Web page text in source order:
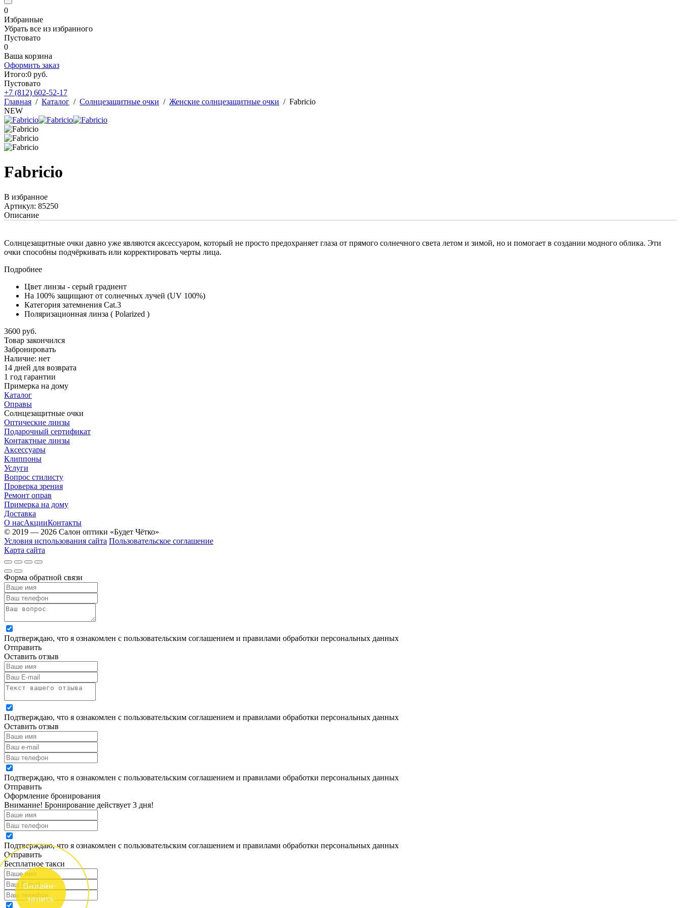
0
Избранные
Убрать все из избранного
Пустовато
0
Ваша корзина
Оформить заказ
Итого:0 руб.
Пустовато
+7 (812) 602-52-17
Главная / Каталог / Солнцезащитные очки / Женские солнцезащитные очки / Fabricio
NEW
Fabricio
В избранное
Артикул: 85250
Описание
Солнцезащитные очки давно уже являются аксессуаром, который не просто предохраняет глаза от прямого солнечного света летом и зимой, но и помогает в создании модного облика. Эти
очки способны подчёркивать или корректировать черты лица.
Подробнее
Цвет линзы - серый градиент
На 100% защищают от солнечных лучей (UV 100%)
Категория затемнения Cat.3
Поляризационная линза ( Polarized )
3600 руб.
Товар закончился
Забронировать
Наличие: нет
14 дней для возврата
1 год гарантии
Примерка на дому
Каталог
Оправы
Солнцезащитные очки
Оптические линзы
Подарочный сертификат
Контактные линзы
Аксессуары
Клиппоны
Услуги
Вопрос стилисту
Проверка зрения
Ремонт оправ
Примерка на дому
Доставка
О насАкцииКонтакты
© 2019 — 2026 Салон оптики «Будет Чётко»
Условия использования сайта Пользовательское соглашение
Карта сайта
Форма обратной связи
Подтверждаю, что я ознакомлен с пользовательским соглашением и правилами обработки персональных данных
Отправить
Оставить отзыв
Подтверждаю, что я ознакомлен с пользовательским соглашением и правилами обработки персональных данных
Оставить отзыв
Подтверждаю, что я ознакомлен с пользовательским соглашением и правилами обработки персональных данных
Отправить
Оформление бронирования
Внимание! Бронирование действует 3 дня!
Подтверждаю, что я ознакомлен с пользовательским соглашением и правилами обработки персональных данных
Отправить
Бесплатное такси
Онлайн-
запись